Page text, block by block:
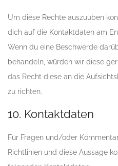
Um diese Rechte auszuüben
dich auf die Kontaktdaten am
Wenn du eine Beschwerde
behandeln, würden wir diese
das Recht diese an die
zu richten.
10. Kontaktdaten
Für Fragen und/oder
Richtlinien und diese Aussage